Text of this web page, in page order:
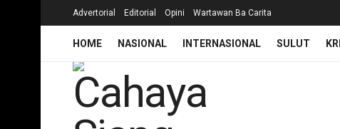
Advertorial Editorial Opini Wartawan Ba Carita
HOME NASIONAL INTERNASIONAL SULUT